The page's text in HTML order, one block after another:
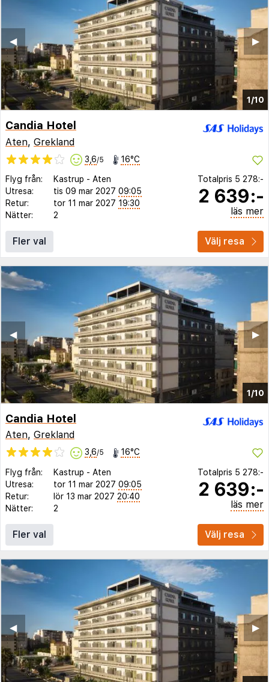
1/10
▶︎
◀︎
Candia Hotel
Aten, Grekland
3,6/5 16°C
Flyg från: Kastrup - Aten
Utresa:
tis 09 mar 2027 09:05
Retur:
tor 11 mar 2027 19:30
Nätter:
2
Totalpris 5 278:-
2 639:-
läs mer
Fler val Välj resa
1/10
▶︎
◀︎
Candia Hotel
Aten, Grekland
3,6/5 16°C
Flyg från: Kastrup - Aten
Utresa:
tor 11 mar 2027 09:05
Retur:
lör 13 mar 2027 20:40
Nätter:
2
Totalpris 5 278:-
2 639:-
läs mer
Fler val Välj resa
▶︎
◀︎